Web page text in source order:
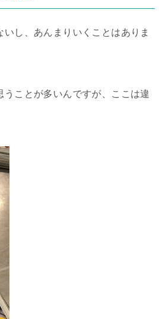
し、あんまりいくことはありま
ことが多いんですが、ここは違